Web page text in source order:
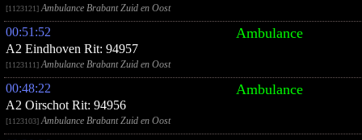
[1123121]Ambulance Brabant Zuid en Oost
00:51:52 Ambulance
A2 Eindhoven Rit: 94957
[1123111]Ambulance Brabant Zuid en Oost
00:48:22 Ambulance
A2 Oirschot Rit: 94956
[1123103]Ambulance Brabant Zuid en Oost